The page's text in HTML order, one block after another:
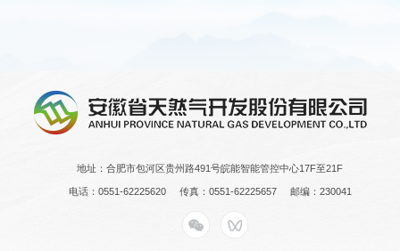
地址：合肥市包河区贵州路491号皖能智能管控中心17F至21F
电话：0551-62225620 传真：0551-62225657 邮编：230041